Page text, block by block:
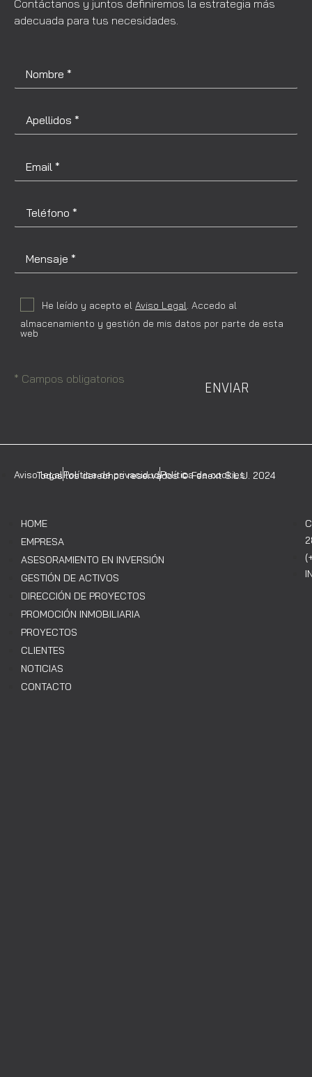
Contáctanos y juntos definiremos la estrategia más
adecuada para tus necesidades.
He leído y acepto el Aviso Legal. Accedo al
almacenamiento y gestión de mis datos por parte de esta
web
* Campos obligatorios ENVIAR
Aviso legalPolítica de privacidadPolítica de cookies
Todos los derechos reservados © Fenext S.L.U. 2024
HOME
EMPRESA
ASESORAMIENTO EN INVERSIÓN
GESTIÓN DE ACTIVOS
DIRECCIÓN DE PROYECTOS
PROMOCIÓN INMOBILIARIA
PROYECTOS
CLIENTES
NOTICIAS
CONTACTO